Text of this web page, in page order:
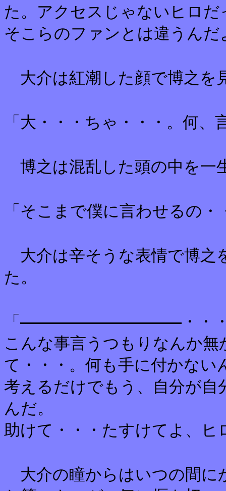
た。アクセスじゃないヒロ
そこらのファンとは違うんだ
大介は紅潮した顔で博之を
「大・・・ちゃ・・・。何
博之は混乱した頭の中を一
「そこまで僕に言わせるの・
大介は辛そうな表情で博之
た。
「
・・
こんな事言うつもりなんか
て・・・。何も手に付かな
考えるだけでもう、自分が
んだ。
助けて・・・たすけてよ、ヒ
大介の瞳からはいつの間に